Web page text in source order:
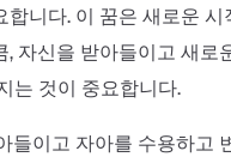
합니다. 이 꿈은 새로운 시
, 자신을 받아들이고 새로
는 것이 중요합니다.
들이고 자아를 수용하고